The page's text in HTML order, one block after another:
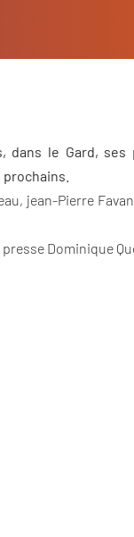
le Gard,
jean-Pierre
Dominique